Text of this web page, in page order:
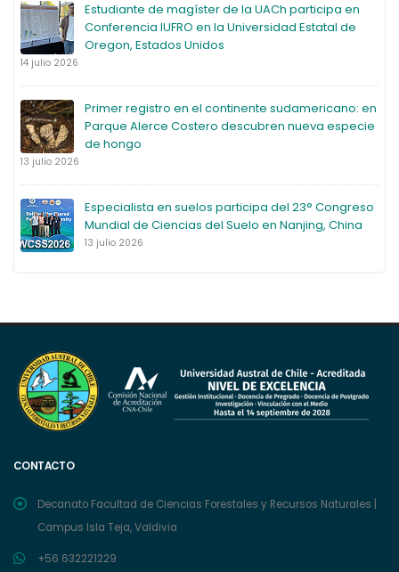
Estudiante de magíster de la UACh participa en
Conferencia IUFRO en la Universidad Estatal de
Oregon, Estados Unidos
14 julio 2026
Primer registro en el continente sudamericano: en
Parque Alerce Costero descubren nueva especie
de hongo
13 julio 2026
Especialista en suelos participa del 23° Congreso
Mundial de Ciencias del Suelo en Nanjing, China
13 julio 2026
CONTACTO
Decanato Facultad de Ciencias Forestales y Recursos Naturales |
Campus Isla Teja, Valdivia
+56 632221229